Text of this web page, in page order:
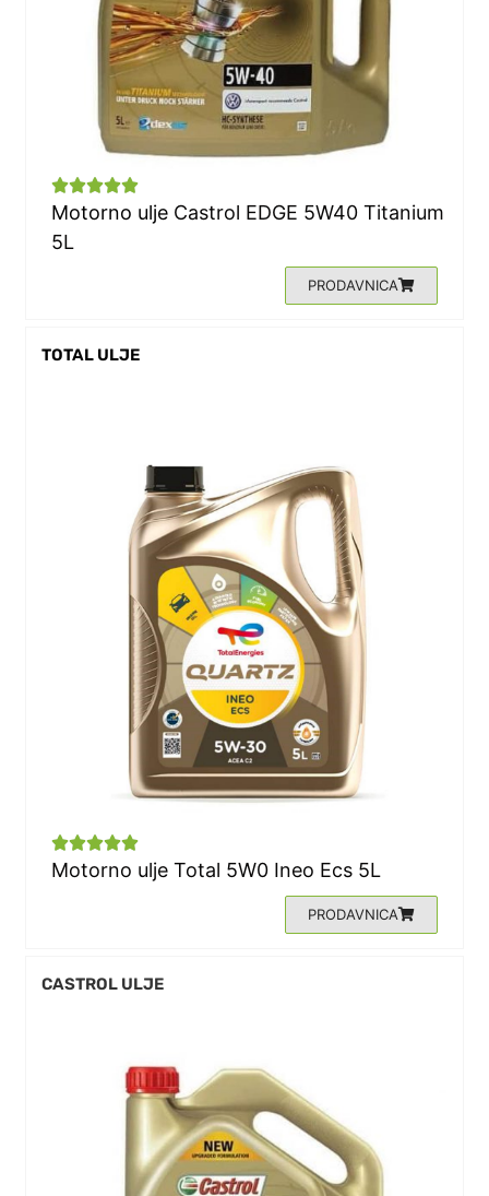

Motorno ulje Castrol EDGE 5W40 Titanium
5L
PRODAVNICA
TOTAL ULJE

Motorno ulje Total 5W0 Ineo Ecs 5L
PRODAVNICA
CASTROL ULJE